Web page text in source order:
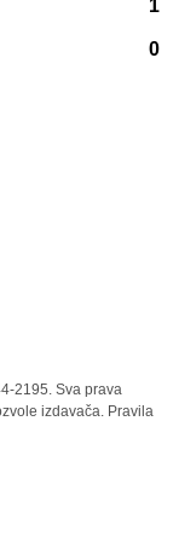
1
0
2195. Sva prava
izdavača. Pravila